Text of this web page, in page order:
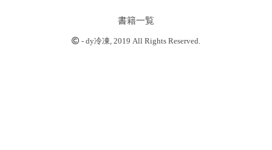
書籍一覧
- dy冷凍, 2019 All Rights Reserved.